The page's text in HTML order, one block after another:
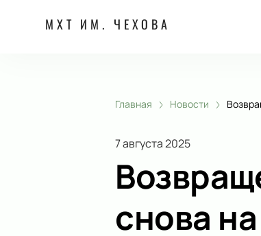
МХТ ИМ. ЧЕХОВА
Главная Новости
7 августа 2025
снова